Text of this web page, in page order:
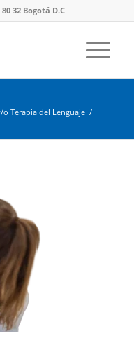
32 Bogotá D.C
Terapia del Lenguaje /